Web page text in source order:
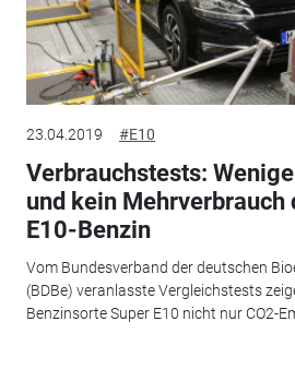
23.04.2019 #E10
Verbrauchstests:
und kein Mehrverbrauch
E10-Benzin
Vom Bundesverband der deutschen
(BDBe) veranlasste Vergleichstests
Benzinsorte Super E10 nicht nur CO2-